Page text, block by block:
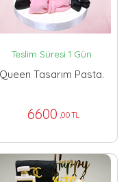
Teslim Süresi 1 Gün
Queen Tasarım Pasta.
6600 ,00 TL